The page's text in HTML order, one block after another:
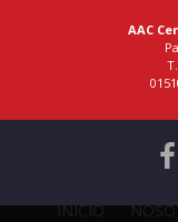
AAC
INICIO